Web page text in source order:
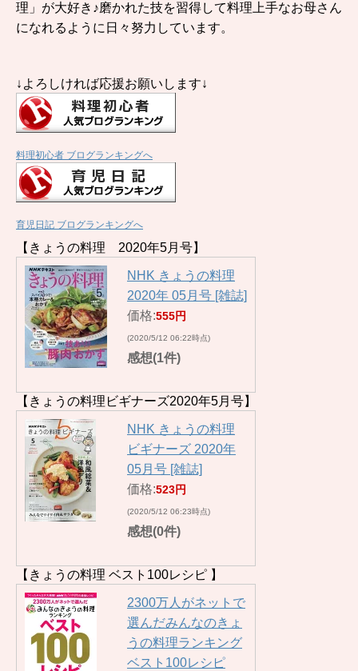
理」が大好き♪磨かれた技を習得して料理上手なお母さん
になれるように日々努力しています。
↓よろしければ応援お願いします↓
料理初心者 ブログランキングへ
育児日記 ブログランキングへ
【きょうの料理 2020年5月号】
NHK きょうの料理
2020年 05月号 [雑誌]
価格:555円
(2020/5/12 06:22時点)
感想(1件)
【きょうの料理ビギナーズ2020年5月号】
NHK きょうの料理
ビギナーズ 2020年
05月号 [雑誌]
価格:523円
(2020/5/12 06:23時点)
感想(0件)
【きょうの料理 ベスト100レシピ 】
2300万人がネットで
選んだみんなのきょ
うの料理ランキング
ベスト100レシピ